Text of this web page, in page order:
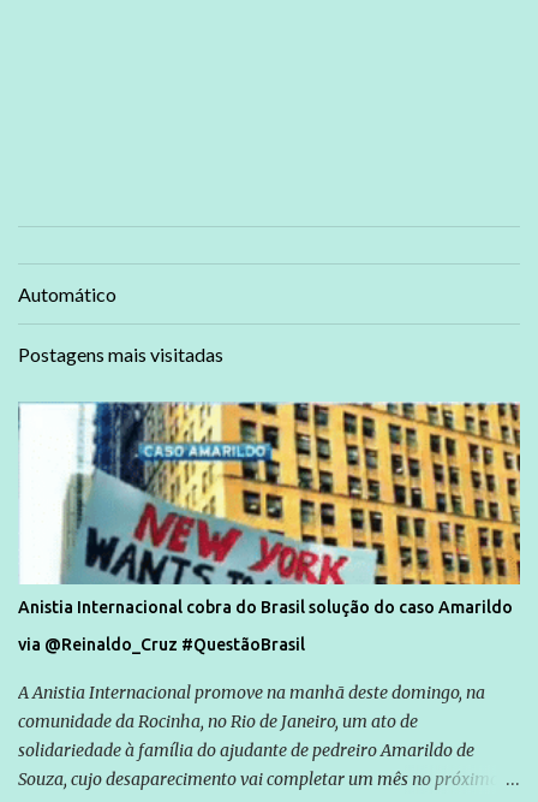
Automático
Postagens mais visitadas
Anistia Internacional cobra do Brasil solução do caso Amarildo
via @Reinaldo_Cruz #QuestãoBrasil
A Anistia Internacional promove na manhã deste domingo, na
comunidade da Rocinha, no Rio de Janeiro, um ato de
solidariedade à família do ajudante de pedreiro Amarildo de
Souza, cujo desaparecimento vai completar um mês no próximo